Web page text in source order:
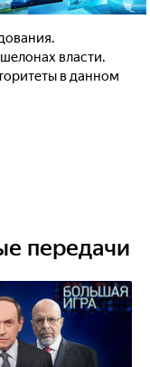
власти.
в данном
передачи